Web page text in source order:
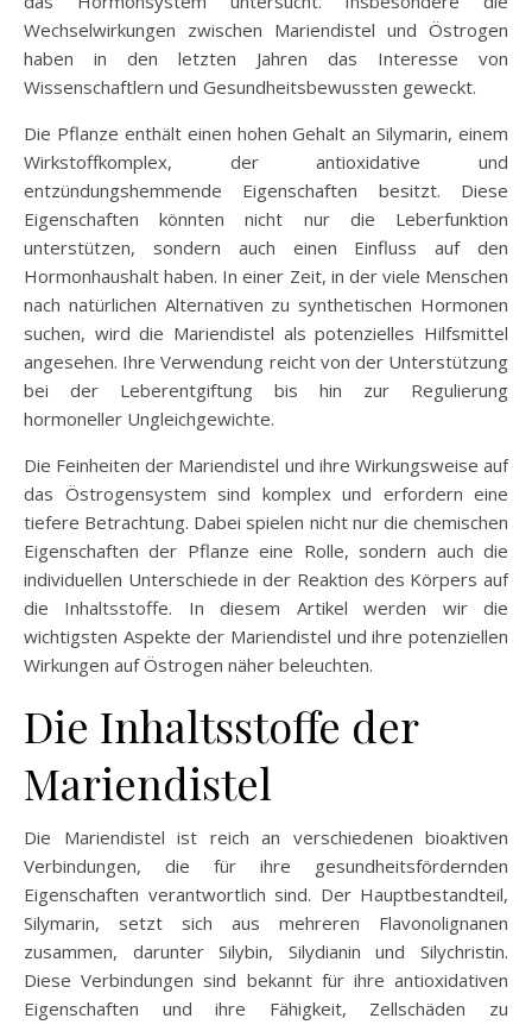
Wechselwirkungen zwischen Mariendistel und Östrogen
haben in den letzten Jahren das Interesse von
Wissenschaftlern und Gesundheitsbewussten geweckt.
Die Pflanze enthält einen hohen Gehalt an Silymarin, einem
Wirkstoffkomplex, der antioxidative und
entzündungshemmende Eigenschaften besitzt. Diese
Eigenschaften könnten nicht nur die Leberfunktion
unterstützen, sondern auch einen Einfluss auf den
Hormonhaushalt haben. In einer Zeit, in der viele Menschen
nach natürlichen Alternativen zu synthetischen Hormonen
suchen, wird die Mariendistel als potenzielles Hilfsmittel
angesehen. Ihre Verwendung reicht von der Unterstützung
bei der Leberentgiftung bis hin zur Regulierung
hormoneller Ungleichgewichte.
Die Feinheiten der Mariendistel und ihre Wirkungsweise auf
das Östrogensystem sind komplex und erfordern eine
tiefere Betrachtung. Dabei spielen nicht nur die chemischen
Eigenschaften der Pflanze eine Rolle, sondern auch die
individuellen Unterschiede in der Reaktion des Körpers auf
die Inhaltsstoffe. In diesem Artikel werden wir die
wichtigsten Aspekte der Mariendistel und ihre potenziellen
Wirkungen auf Östrogen näher beleuchten.
Die Inhaltsstoffe der
Mariendistel
Die Mariendistel ist reich an verschiedenen bioaktiven
Verbindungen, die für ihre gesundheitsfördernden
Eigenschaften verantwortlich sind. Der Hauptbestandteil,
Silymarin, setzt sich aus mehreren Flavonolignanen
zusammen, darunter Silybin, Silydianin und Silychristin.
Diese Verbindungen sind bekannt für ihre antioxidativen
Eigenschaften und ihre Fähigkeit, Zellschäden zu